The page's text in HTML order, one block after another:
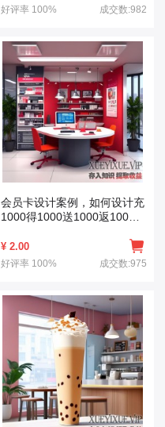
好评率 100% 成交数:982
会员卡设计案例，如何设计充
1000得1000送1000返1000
¥ 2.00
好评率 100% 成交数:975